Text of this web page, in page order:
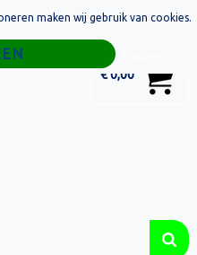
€ 0,00
maken wij gebruik van cookies.